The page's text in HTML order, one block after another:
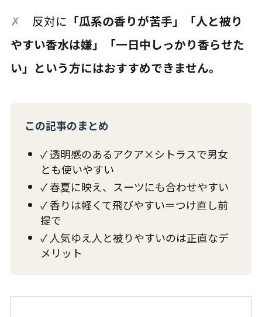
✗ 反対に 「瓜系の香りが苦手」「人と被り
やすい香水は嫌」「一日中しっかり香らせた
い」という方にはおすすめできません。
この記事のまとめ
✓ 透明感のあるアクア×シトラスで男女
とも使いやすい
✓ 春夏に映え、スーツにも合わせやすい
✓ 香りは軽くて飛びやすい＝つけ直し前
提で
✓ 人気ゆえ人と被りやすいのは正直なデ
メリット